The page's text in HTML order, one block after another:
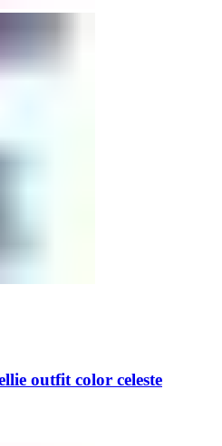
outfit color celeste